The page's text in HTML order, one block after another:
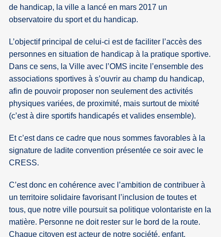
de handicap, la ville a lancé en mars 2017 un
observatoire du sport et du handicap.
L’objectif principal de celui-ci est de faciliter l’accès des
personnes en situation de handicap à la pratique sportive.
Dans ce sens, la Ville avec l’OMS incite l’ensemble des
associations sportives à s’ouvrir au champ du handicap,
afin de pouvoir proposer non seulement des activités
physiques variées, de proximité, mais surtout de mixité
(c’est à dire sportifs handicapés et valides ensemble).
Et c’est dans ce cadre que nous sommes favorables à la
signature de ladite convention présentée ce soir avec le
CRESS.
C’est donc en cohérence avec l’ambition de contribuer à
un territoire solidaire favorisant l’inclusion de toutes et
tous, que notre ville poursuit sa politique volontariste en la
matière. Personne ne doit rester sur le bord de la route.
Chaque citoyen est acteur de notre société, enfant,